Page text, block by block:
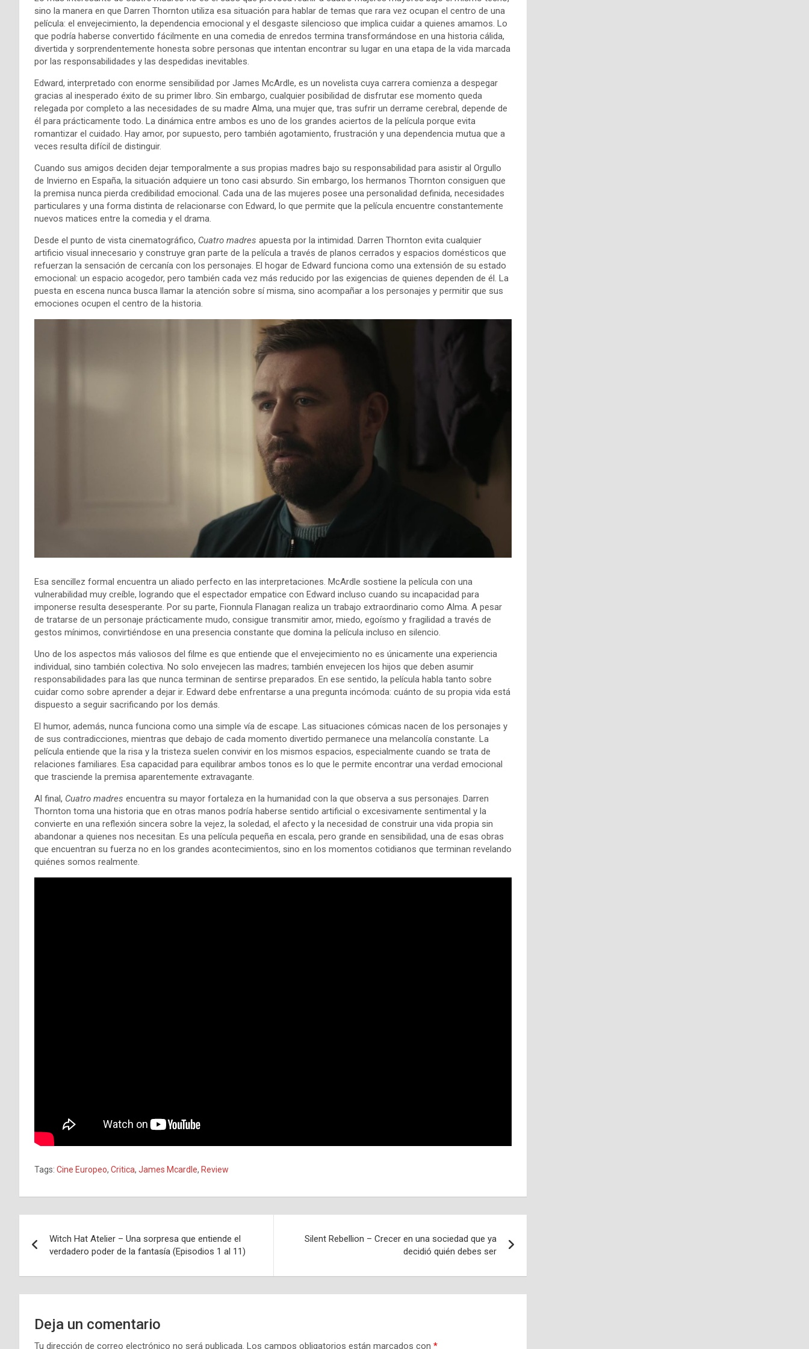
sino la manera en que Darren Thornton utiliza esa situación para hablar de temas que rara vez ocupan el centro de una
película: el envejecimiento, la dependencia emocional y el desgaste silencioso que implica cuidar a quienes amamos. Lo
que podría haberse convertido fácilmente en una comedia de enredos termina transformándose en una historia cálida,
divertida y sorprendentemente honesta sobre personas que intentan encontrar su lugar en una etapa de la vida marcada
por las responsabilidades y las despedidas inevitables.
Edward, interpretado con enorme sensibilidad por James McArdle, es un novelista cuya carrera comienza a despegar
gracias al inesperado éxito de su primer libro. Sin embargo, cualquier posibilidad de disfrutar ese momento queda
relegada por completo a las necesidades de su madre Alma, una mujer que, tras sufrir un derrame cerebral, depende de
él para prácticamente todo. La dinámica entre ambos es uno de los grandes aciertos de la película porque evita
romantizar el cuidado. Hay amor, por supuesto, pero también agotamiento, frustración y una dependencia mutua que a
veces resulta difícil de distinguir.
Cuando sus amigos deciden dejar temporalmente a sus propias madres bajo su responsabilidad para asistir al Orgullo
de Invierno en España, la situación adquiere un tono casi absurdo. Sin embargo, los hermanos Thornton consiguen que
la premisa nunca pierda credibilidad emocional. Cada una de las mujeres posee una personalidad definida, necesidades
particulares y una forma distinta de relacionarse con Edward, lo que permite que la película encuentre constantemente
nuevos matices entre la comedia y el drama.
Desde el punto de vista cinematográfico, Cuatro madres apuesta por la intimidad. Darren Thornton evita cualquier
artificio visual innecesario y construye gran parte de la película a través de planos cerrados y espacios domésticos que
refuerzan la sensación de cercanía con los personajes. El hogar de Edward funciona como una extensión de su estado
emocional: un espacio acogedor, pero también cada vez más reducido por las exigencias de quienes dependen de él. La
puesta en escena nunca busca llamar la atención sobre sí misma, sino acompañar a los personajes y permitir que sus
emociones ocupen el centro de la historia.
Esa sencillez formal encuentra un aliado perfecto en las interpretaciones. McArdle sostiene la película con una
vulnerabilidad muy creíble, logrando que el espectador empatice con Edward incluso cuando su incapacidad para
imponerse resulta desesperante. Por su parte, Fionnula Flanagan realiza un trabajo extraordinario como Alma. A pesar
de tratarse de un personaje prácticamente mudo, consigue transmitir amor, miedo, egoísmo y fragilidad a través de
gestos mínimos, convirtiéndose en una presencia constante que domina la película incluso en silencio.
Uno de los aspectos más valiosos del filme es que entiende que el envejecimiento no es únicamente una experiencia
individual, sino también colectiva. No solo envejecen las madres; también envejecen los hijos que deben asumir
responsabilidades para las que nunca terminan de sentirse preparados. En ese sentido, la película habla tanto sobre
cuidar como sobre aprender a dejar ir. Edward debe enfrentarse a una pregunta incómoda: cuánto de su propia vida está
dispuesto a seguir sacrificando por los demás.
El humor, además, nunca funciona como una simple vía de escape. Las situaciones cómicas nacen de los personajes y
de sus contradicciones, mientras que debajo de cada momento divertido permanece una melancolía constante. La
película entiende que la risa y la tristeza suelen convivir en los mismos espacios, especialmente cuando se trata de
relaciones familiares. Esa capacidad para equilibrar ambos tonos es lo que le permite encontrar una verdad emocional
que trasciende la premisa aparentemente extravagante.
Al final, Cuatro madres encuentra su mayor fortaleza en la humanidad con la que observa a sus personajes. Darren
Thornton toma una historia que en otras manos podría haberse sentido artificial o excesivamente sentimental y la
convierte en una reflexión sincera sobre la vejez, la soledad, el afecto y la necesidad de construir una vida propia sin
abandonar a quienes nos necesitan. Es una película pequeña en escala, pero grande en sensibilidad, una de esas obras
que encuentran su fuerza no en los grandes acontecimientos, sino en los momentos cotidianos que terminan revelando
quiénes somos realmente.
Tags: Cine Europeo, Critica, James Mcardle, Review
de
entradas
Witch Hat Atelier – Una sorpresa que entiende el
verdadero poder de la fantasía (Episodios 1 al 11)
Silent Rebellion – Crecer en una sociedad que ya
decidió quién debes ser
Deja un comentario
Tu dirección de correo electrónico no será publicada. Los campos obligatorios están marcados con *